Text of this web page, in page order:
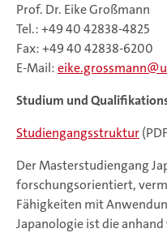
Prof. Dr. Eike Großmann
Tel.: +49 40 42838-4825
Fax: +49 40 42838-6200
E-Mail:eike.grossmann
Studium und
Studiengangsstruktur
Der Masterstudiengang
forschungsorientiert,
Fähigkeiten mit
Japanologie ist die